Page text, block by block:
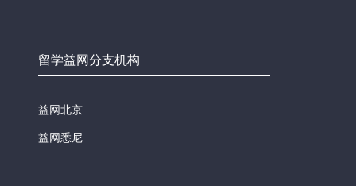
留学益网分支机构
益网北京
益网悉尼